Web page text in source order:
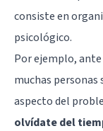
consiste en
psicológico.
Por ejemplo,
muchas personas
aspecto del
olvídate del